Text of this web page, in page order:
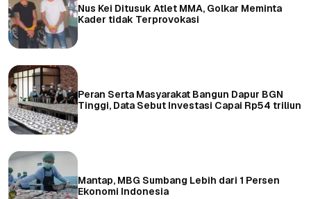
Nus Kei Ditusuk Atlet MMA, Golkar Meminta
Kader tidak Terprovokasi
Peran Serta Masyarakat Bangun Dapur BGN
Tinggi, Data Sebut Investasi Capai Rp54 triliun
Mantap, MBG Sumbang Lebih dari 1 Persen
Ekonomi Indonesia